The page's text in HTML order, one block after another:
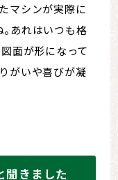
マシンが実際に
あれはいつも格
面が形になって
がいや喜びが凝
聞きました